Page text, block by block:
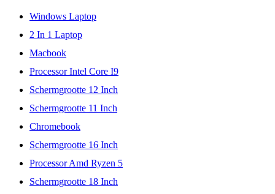
Windows Laptop
2 In 1 Laptop
Macbook
Processor Intel Core I9
Schermgrootte 12 Inch
Schermgrootte 11 Inch
Chromebook
Schermgrootte 16 Inch
Processor Amd Ryzen 5
Schermgrootte 18 Inch